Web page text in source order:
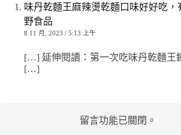
味丹乾麵王麻辣燙乾麵口味好好吃，
野食品
8 11 月, 2023 / 5:13 上午
[…] 延伸閱讀：第一次吃味丹乾麵王
[…]
留言功能已關閉。